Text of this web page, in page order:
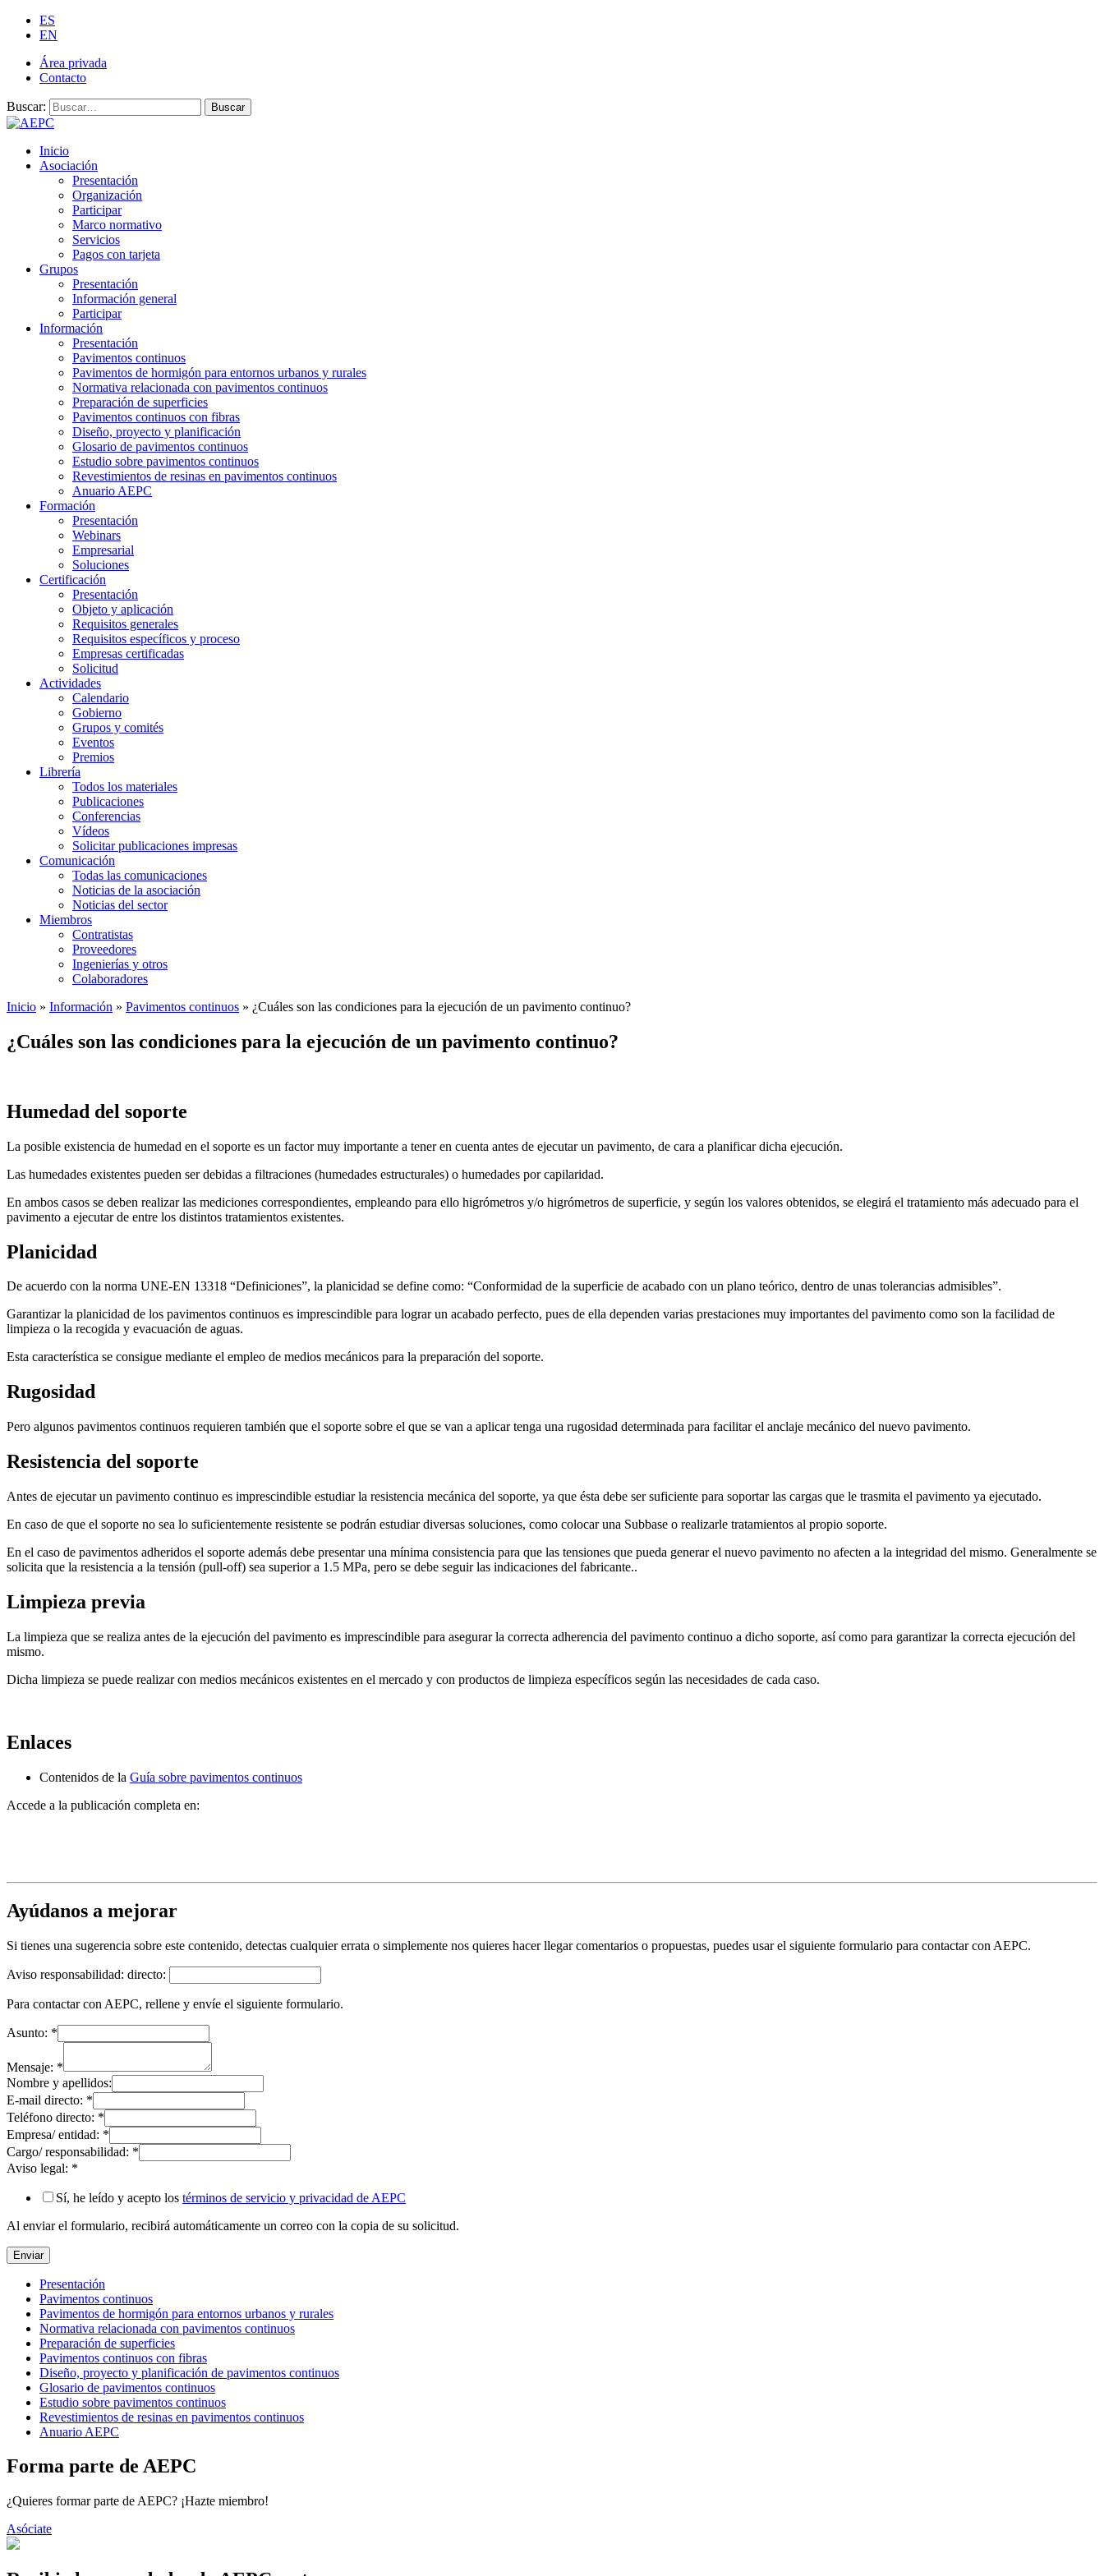
ES
EN
Área privada
Contacto
Buscar: Buscar
Inicio
Asociación
Presentación
Organización
Participar
Marco normativo
Servicios
Pagos con tarjeta
Grupos
Presentación
Información general
Participar
Información
Presentación
Pavimentos continuos
Pavimentos de hormigón para entornos urbanos y rurales
Normativa relacionada con pavimentos continuos
Preparación de superficies
Pavimentos continuos con fibras
Diseño, proyecto y planificación
Glosario de pavimentos continuos
Estudio sobre pavimentos continuos
Revestimientos de resinas en pavimentos continuos
Anuario AEPC
Formación
Presentación
Webinars
Empresarial
Soluciones
Certificación
Presentación
Objeto y aplicación
Requisitos generales
Requisitos específicos y proceso
Empresas certificadas
Solicitud
Actividades
Calendario
Gobierno
Grupos y comités
Eventos
Premios
Librería
Todos los materiales
Publicaciones
Conferencias
Vídeos
Solicitar publicaciones impresas
Comunicación
Todas las comunicaciones
Noticias de la asociación
Noticias del sector
Miembros
Contratistas
Proveedores
Ingenierías y otros
Colaboradores
Inicio » Información » Pavimentos continuos » ¿Cuáles son las condiciones para la ejecución de un pavimento continuo?
¿Cuáles son las condiciones para la ejecución de un pavimento continuo?
Humedad del soporte
La posible existencia de humedad en el soporte es un factor muy importante a tener en cuenta antes de ejecutar un pavimento, de cara a planificar dicha ejecución.
Las humedades existentes pueden ser debidas a filtraciones (humedades estructurales) o humedades por capilaridad.
En ambos casos se deben realizar las mediciones correspondientes, empleando para ello higrómetros y/o higrómetros de superficie, y según los valores obtenidos, se elegirá el tratamiento más adecuado para el
pavimento a ejecutar de entre los distintos tratamientos existentes.
Planicidad
De acuerdo con la norma UNE-EN 13318 “Definiciones”, la planicidad se define como: “Conformidad de la superficie de acabado con un plano teórico, dentro de unas tolerancias admisibles”.
Garantizar la planicidad de los pavimentos continuos es imprescindible para lograr un acabado perfecto, pues de ella dependen varias prestaciones muy importantes del pavimento como son la facilidad de
limpieza o la recogida y evacuación de aguas.
Esta característica se consigue mediante el empleo de medios mecánicos para la preparación del soporte.
Rugosidad
Pero algunos pavimentos continuos requieren también que el soporte sobre el que se van a aplicar tenga una rugosidad determinada para facilitar el anclaje mecánico del nuevo pavimento.
Resistencia del soporte
Antes de ejecutar un pavimento continuo es imprescindible estudiar la resistencia mecánica del soporte, ya que ésta debe ser suficiente para soportar las cargas que le trasmita el pavimento ya ejecutado.
En caso de que el soporte no sea lo suficientemente resistente se podrán estudiar diversas soluciones, como colocar una Subbase o realizarle tratamientos al propio soporte.
En el caso de pavimentos adheridos el soporte además debe presentar una mínima consistencia para que las tensiones que pueda generar el nuevo pavimento no afecten a la integridad del mismo. Generalmente se
solicita que la resistencia a la tensión (pull-off) sea superior a 1.5 MPa, pero se debe seguir las indicaciones del fabricante..
Limpieza previa
La limpieza que se realiza antes de la ejecución del pavimento es imprescindible para asegurar la correcta adherencia del pavimento continuo a dicho soporte, así como para garantizar la correcta ejecución del
mismo.
Dicha limpieza se puede realizar con medios mecánicos existentes en el mercado y con productos de limpieza específicos según las necesidades de cada caso.
Enlaces
Contenidos de la Guía sobre pavimentos continuos
Accede a la publicación completa en:
Ayúdanos a mejorar
Si tienes una sugerencia sobre este contenido, detectas cualquier errata o simplemente nos quieres hacer llegar comentarios o propuestas, puedes usar el siguiente formulario para contactar con AEPC.
Aviso responsabilidad: directo:
Para contactar con AEPC, rellene y envíe el siguiente formulario.
Asunto: *
Mensaje: *
Nombre y apellidos:
E-mail directo: *
Teléfono directo: *
Empresa/ entidad: *
Cargo/ responsabilidad: *
Aviso legal: *
Sí, he leído y acepto los términos de servicio y privacidad de AEPC
Al enviar el formulario, recibirá automáticamente un correo con la copia de su solicitud.
Enviar
Presentación
Pavimentos continuos
Pavimentos de hormigón para entornos urbanos y rurales
Normativa relacionada con pavimentos continuos
Preparación de superficies
Pavimentos continuos con fibras
Diseño, proyecto y planificación de pavimentos continuos
Glosario de pavimentos continuos
Estudio sobre pavimentos continuos
Revestimientos de resinas en pavimentos continuos
Anuario AEPC
Forma parte de AEPC
¿Quieres formar parte de AEPC? ¡Hazte miembro!
Asóciate